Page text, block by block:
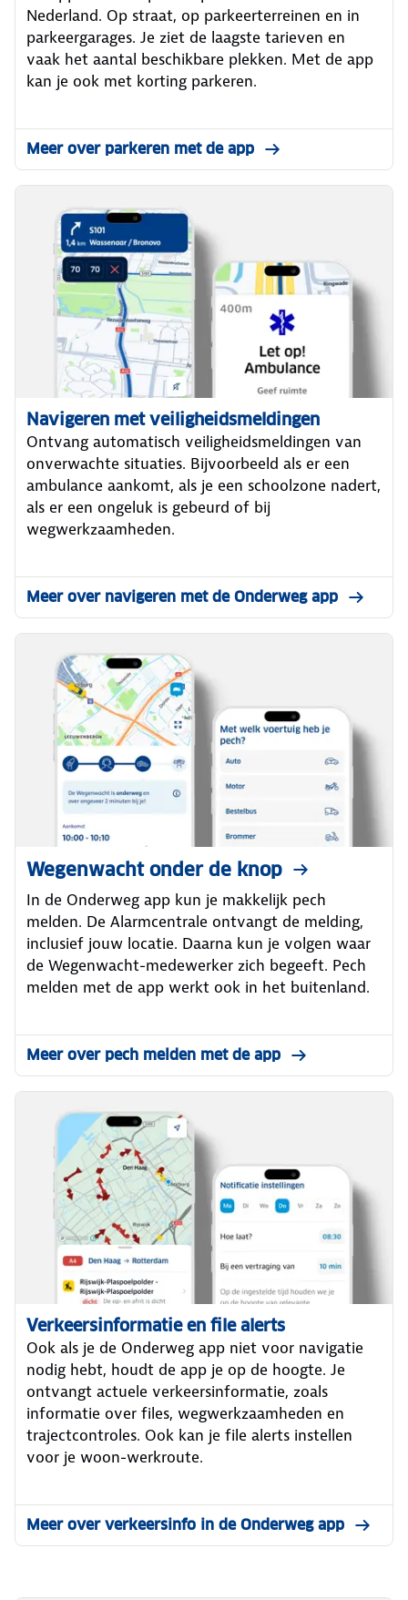
Nederland. Op straat, op parkeerterreinen en in
parkeergarages. Je ziet de laagste tarieven en
vaak het aantal beschikbare plekken. Met de app
kan je ook met korting parkeren.
Meer over parkeren met de app
Navigeren met veiligheidsmeldingen
Ontvang automatisch veiligheidsmeldingen van
onverwachte situaties. Bijvoorbeeld als er een
ambulance aankomt, als je een schoolzone nadert,
als er een ongeluk is gebeurd of bij
wegwerkzaamheden.
Meer over navigeren met de Onderweg app
Wegenwacht onder de knop
In de Onderweg app kun je makkelijk pech
melden. De Alarmcentrale ontvangt de melding,
inclusief jouw locatie. Daarna kun je volgen waar
de Wegenwacht-medewerker zich begeeft. Pech
melden met de app werkt ook in het buitenland.
Meer over pech melden met de app
Verkeersinformatie en file alerts
Ook als je de Onderweg app niet voor navigatie
nodig hebt, houdt de app je op de hoogte. Je
ontvangt actuele verkeersinformatie, zoals
informatie over files, wegwerkzaamheden en
trajectcontroles. Ook kan je file alerts instellen
voor je woon-werkroute.
Meer over verkeersinfo in de Onderweg app